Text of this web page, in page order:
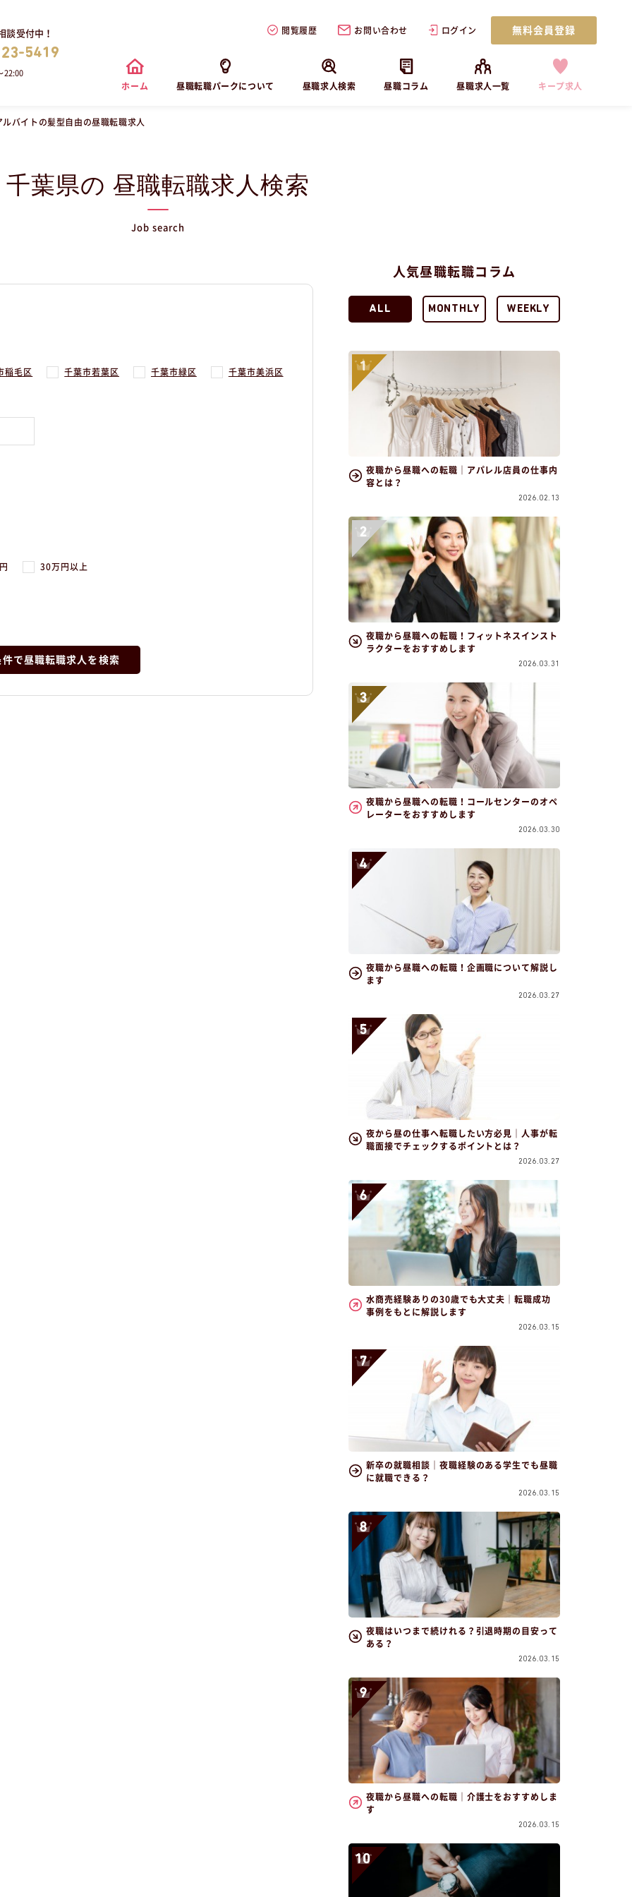
談受付中！
5419
22:00
閲覧履歴 お問い合わせ ログイン 無料会員登録
ホーム 昼職転職パークについて 昼職求人検索 昼職コラム 昼職求人一覧 キープ求人
バイトの髪型自由の昼職転職求人
千葉県の 昼職転職求人検索
Job search
稲毛区 千葉市若葉区 千葉市緑区 千葉市美浜区
30万円以上
件で昼職転職求人を検索
人気昼職転職コラム
ALL MONTHLY WEEKLY
夜職から昼職への転職｜アパレル店員の仕事内
容とは？
2026.02.13
夜職から昼職への転職！フィットネスインスト
ラクターをおすすめします
2026.03.31
夜職から昼職への転職！コールセンターのオペ
レーターをおすすめします
2026.03.30
夜職から昼職への転職！企画職について解説し
ます
2026.03.27
夜から昼の仕事へ転職したい方必見｜人事が転
職面接でチェックするポイントとは？
2026.03.27
水商売経験ありの30歳でも大丈夫｜転職成功
事例をもとに解説します
2026.03.15
新卒の就職相談｜夜職経験のある学生でも昼職
に就職できる？
2026.03.15
夜職はいつまで続けれる？引退時期の目安って
ある？
2026.03.15
夜職から昼職への転職｜介護士をおすすめしま
す
2026.03.15